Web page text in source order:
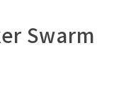
Swarm